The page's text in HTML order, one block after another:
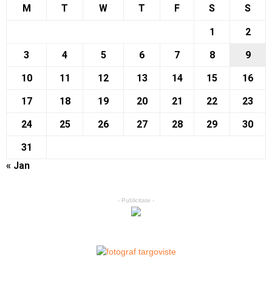
M T W T F S S
1
2
3
4 5 6 7 8
9
10
11 12 13 14 15
16
17
18 19 20 21 22
23
24
25 26 27 28 29
30
31
« Jan
- Publicitate -